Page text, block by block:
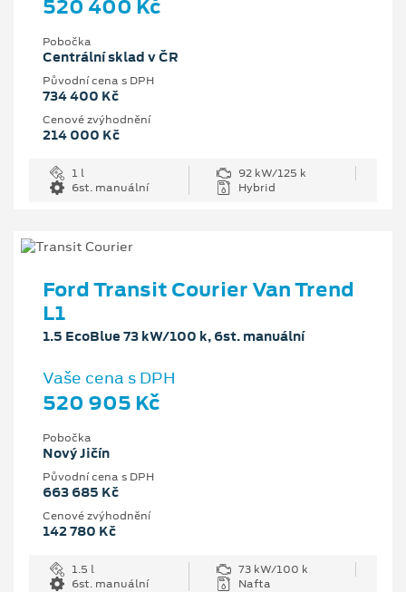
520 400 Kč
Pobočka
Centrální sklad v ČR
Původní cena s DPH
734 400 Kč
Cenové zvýhodnění
214 000 Kč
1 l
92 kW/125 k
6st. manuální
Hybrid
Ford Transit Courier Van Trend
L1
1.5 EcoBlue 73 kW/100 k, 6st. manuální
Vaše cena s DPH
520 905 Kč
Pobočka
Nový Jičín
Původní cena s DPH
663 685 Kč
Cenové zvýhodnění
142 780 Kč
1.5 l
73 kW/100 k
6st. manuální
Nafta